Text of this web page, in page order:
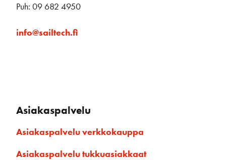
Puh: 09 682 4950
info@sailtech.fi
Asiakaspalvelu
Asiakaspalvelu verkkokauppa
Asiakaspalvelu tukkuasiakkaat